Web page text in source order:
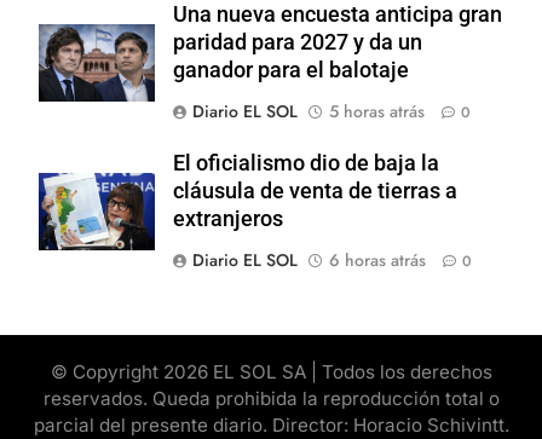
Una nueva encuesta anticipa gran
paridad para 2027 y da un
ganador para el balotaje
Diario EL SOL
5 horas atrás 0
El oficialismo dio de baja la
cláusula de venta de tierras a
extranjeros
Diario EL SOL
6 horas atrás 0
© Copyright 2026 EL SOL SA | Todos los derechos
reservados. Queda prohibida la reproducción total o
parcial del presente diario. Director: Horacio Schivintt.